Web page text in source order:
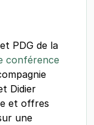
PDG de la
conférence
Didier
et offres
une